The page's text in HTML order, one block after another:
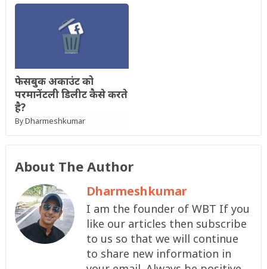
फेसबुक अकाउंट को
परमानेंटली डिलीट कैसे करते
है?
ByDharmeshkumar
About The Author
Dharmeshkumar
I am the founder of WBT If you
like our articles then subscribe
to us so that we will continue
to share new information in